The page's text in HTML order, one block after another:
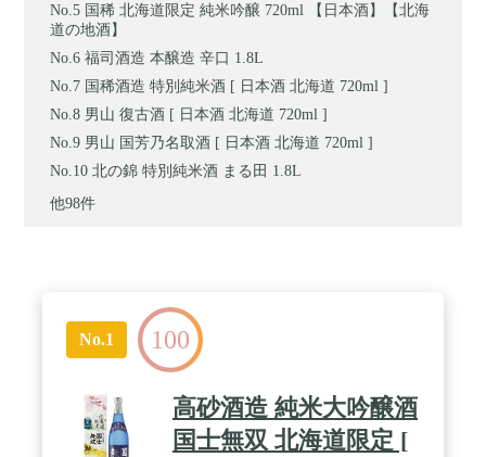
国稀 北海道限定 純米吟醸 720ml 【日本酒】【北海
道の地酒】
福司酒造 本醸造 辛口 1.8L
国稀酒造 特別純米酒 [ 日本酒 北海道 720ml ]
男山 復古酒 [ 日本酒 北海道 720ml ]
男山 国芳乃名取酒 [ 日本酒 北海道 720ml ]
北の錦 特別純米酒 まる田 1.8L
他98件
No.1 100
高砂酒造 純米大吟醸酒
国士無双 北海道限定 [